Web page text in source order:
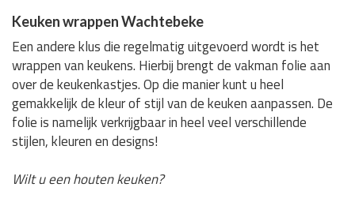
Keuken wrappen Wachtebeke
Een andere klus die regelmatig uitgevoerd wordt is het
wrappen van keukens. Hierbij brengt de vakman folie aan
over de keukenkastjes. Op die manier kunt u heel
gemakkelijk de kleur of stijl van de keuken aanpassen. De
folie is namelijk verkrijgbaar in heel veel verschillende
stijlen, kleuren en designs!
Wilt u een houten keuken?